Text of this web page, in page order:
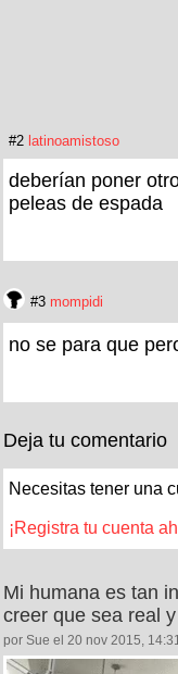
#2 latinoamistoso
deberían poner
peleas de espada
#3 mompidi
no se para que
Deja tu comentario
Necesitas tener una
¡Registra tu cuenta
Mi humana es tan
creer que sea real
por Sue el 20 nov 2015,